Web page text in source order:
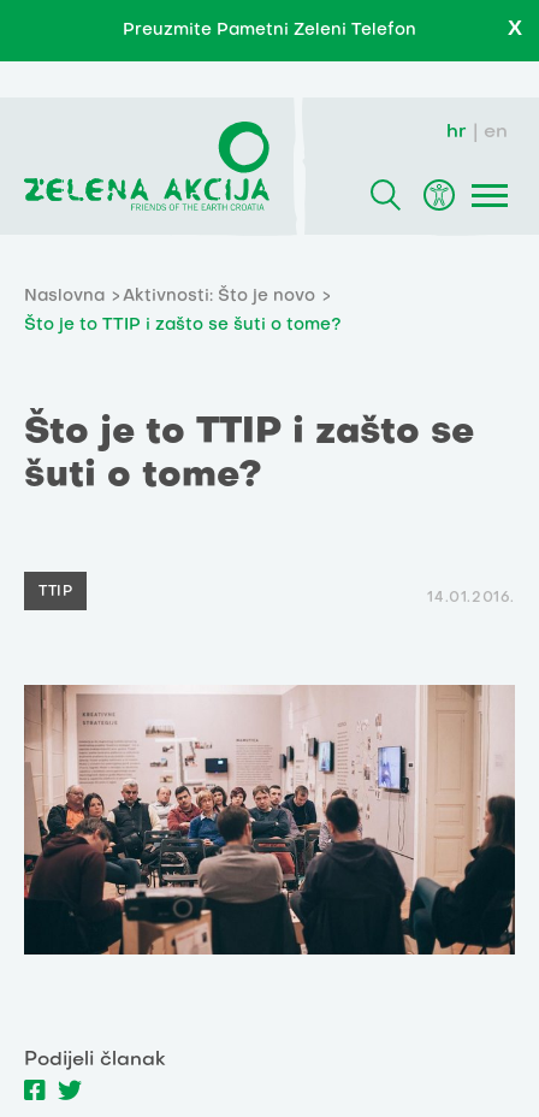
Preuzmite Pametni Zeleni Telefon X
hr en
Naslovna
Aktivnosti: Što je novo
Što je to TTIP i zašto se šuti o tome?
Što je to TTIP i zašto se
šuti o tome?
TTIP 14.01.2016.
Podijeli članak